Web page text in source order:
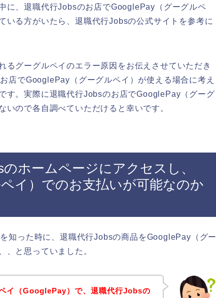
に、退職代行Jobsのお店でGooglePay（グーグルペ
いる方がいたら、退職代行Jobsの公式サイトを参考に
るグーグルペイのエラー原因をお伝えさせていただき
店でGooglePay（グーグルペイ）が使える場合に考え
す。実際に退職代行Jobsのお店でGooglePay（グーグ
いので各自調べていただけると幸いです。
ホームページにアクセスし、
イ）でのお支払いが可能なのか
知った時に、退職代行Jobsの商品をGooglePay（グー
、と思っていました。
イ（GooglePay）で、退職代行Jobsの